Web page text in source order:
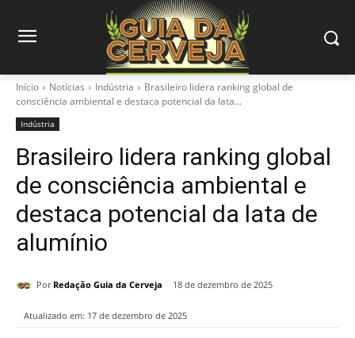
Início Notícias Indústria
Brasileiro lidera ranking global de
consciência ambiental e destaca potencial da lata...
Indústria
Brasileiro lidera ranking global
de consciência ambiental e
destaca potencial da lata de
alumínio
Por Redação Guia da Cerveja 18 de dezembro de 2025
Atualizado em: 17 de dezembro de 2025